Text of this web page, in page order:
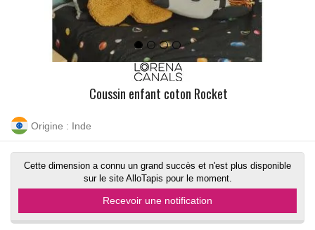
Coussin enfant coton Rocket
Origine : Inde
Cette dimension a connu un grand succès et n'est plus disponible
sur le site AlloTapis pour le moment.
Recevoir une notification